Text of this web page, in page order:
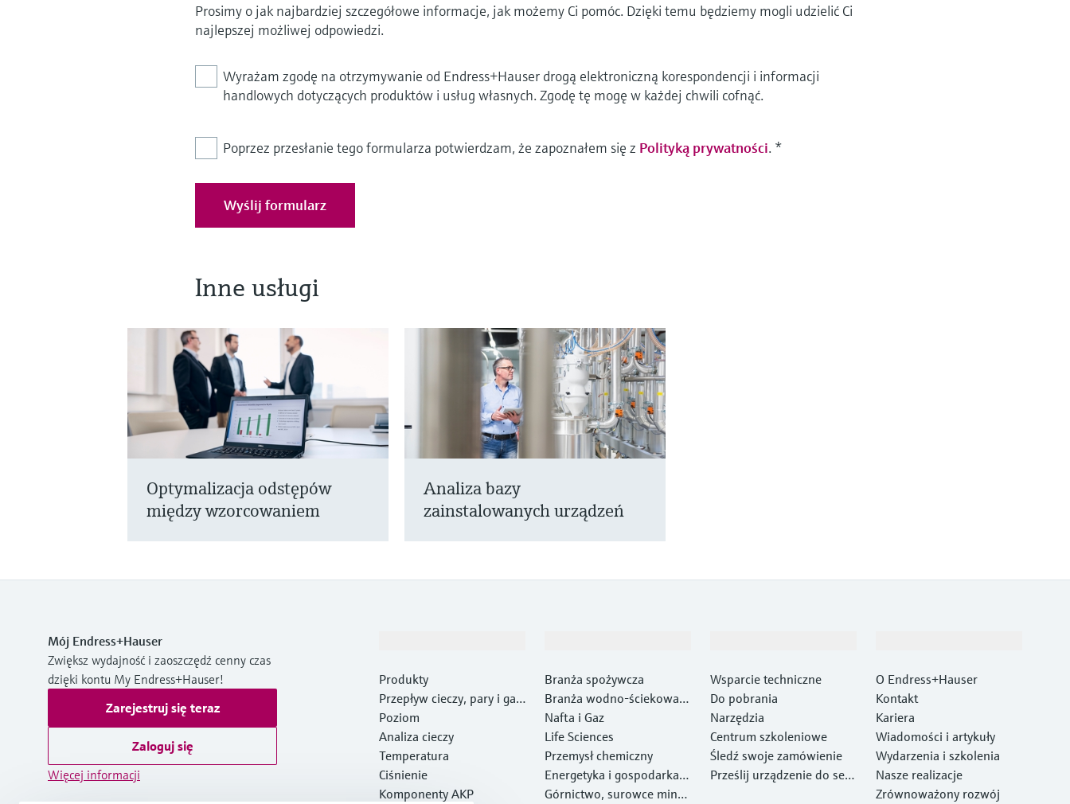
Prosimy o jak najbardziej szczegółowe informacje, jak możemy Ci pomóc. Dzięki temu będziemy mogli udzielić Ci
najlepszej możliwej odpowiedzi.
Wyrażam zgodę na otrzymywanie od Endress+Hauser drogą elektroniczną korespondencji i informacji
handlowych dotyczących produktów i usług własnych. Zgodę tę mogę w każdej chwili cofnąć.
Poprzez przesłanie tego formularza potwierdzam, że zapoznałem się z Polityką prywatności. *
Wyślij formularz
Inne usługi
Optymalizacja odstępów
między wzorcowaniem
Analiza bazy
zainstalowanych urządzeń
Mój Endress+Hauser
Zwiększ wydajność i zaoszczędź cenny czas
dzięki kontu My Endress+Hauser!
Zarejestruj się teraz
Zaloguj się
Więcej informacji
Produkty
Przepływ cieczy, pary i gaz
ów
Poziom
Analiza cieczy
Temperatura
Ciśnienie
Komponenty AKP
Branża spożywcza
Branża wodno-ściekowa i
gospodarki odpadami
Nafta i Gaz
Life Sciences
Przemysł chemiczny
Energetyka i gospodarka e
nergią
Górnictwo, surowce miner
Wsparcie techniczne
Do pobrania
Narzędzia
Centrum szkoleniowe
Śledź swoje zamówienie
Prześlij urządzenie do ser
O Endress+Hauser
Kontakt
Kariera
Wiadomości i artykuły
Wydarzenia i szkolenia
Nasze realizacje
Zrównoważony rozwój